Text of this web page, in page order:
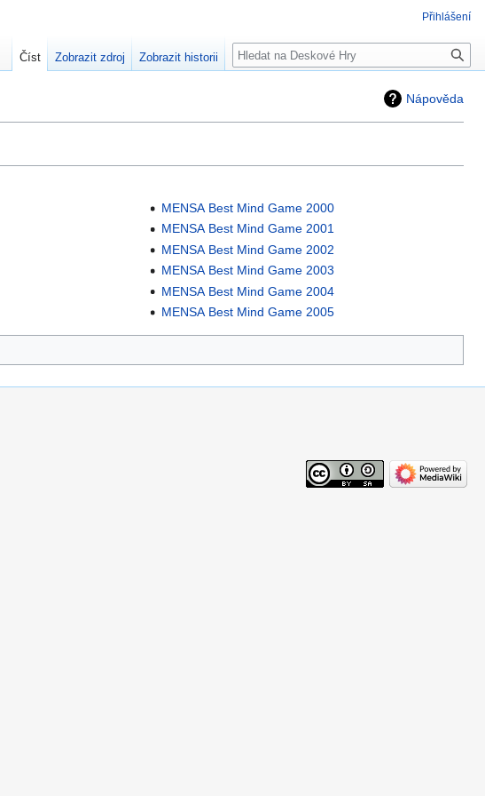
Nápověda
MENSA Best Mind Game 2000
MENSA Best Mind Game 2001
MENSA Best Mind Game 2002
MENSA Best Mind Game 2003
MENSA Best Mind Game 2004
MENSA Best Mind Game 2005
Přihlášení
Číst Zobrazit zdroj Zobrazit historii Hledat